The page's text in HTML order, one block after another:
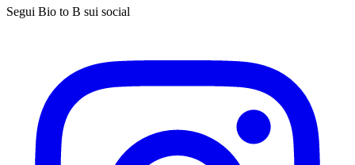
Segui Bio to B sui social